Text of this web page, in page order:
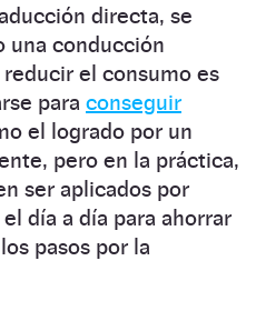
directa, se
una conducción
el consumo es
para conseguir
el logrado por un
pero en la práctica,
ser aplicados por
día a día para ahorrar
pasos por la